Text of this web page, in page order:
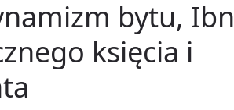
bytu, Ibn
księcia i